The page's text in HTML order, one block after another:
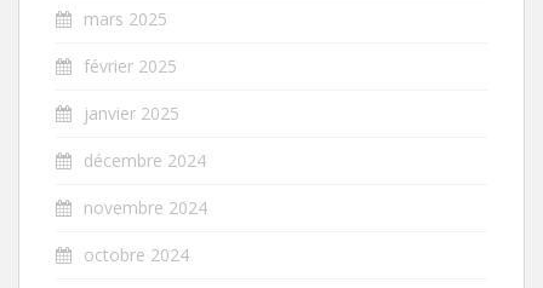
mars 2025
février 2025
janvier 2025
décembre 2024
novembre 2024
octobre 2024